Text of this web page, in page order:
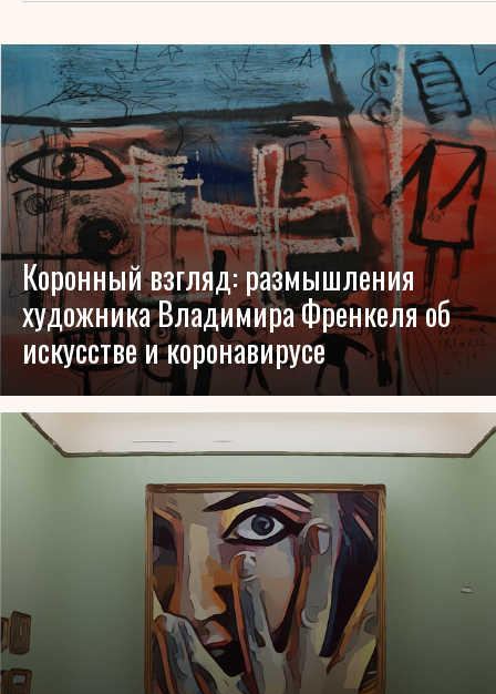
Коронный взгляд: размышления
художника Владимира Френкеля об
искусстве и коронавирусе